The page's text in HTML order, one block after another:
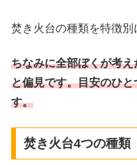
焚き火台の種類を特徴別
ちなみに全部ぼくが考
と偏見です。目安のひ
す。
焚き火台4つの種類